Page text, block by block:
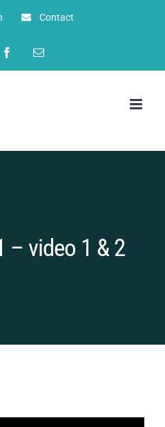
Contact
Facebook
E-
– video 1 & 2